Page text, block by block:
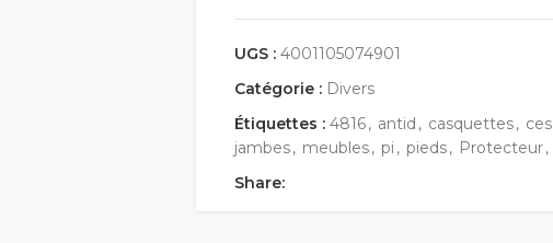
UGS : 4001105074901
Catégorie : Divers
Étiquettes : 4816, antid , casquettes, ces
jambes, meubles, pi , pieds, Protecteur,
Share: